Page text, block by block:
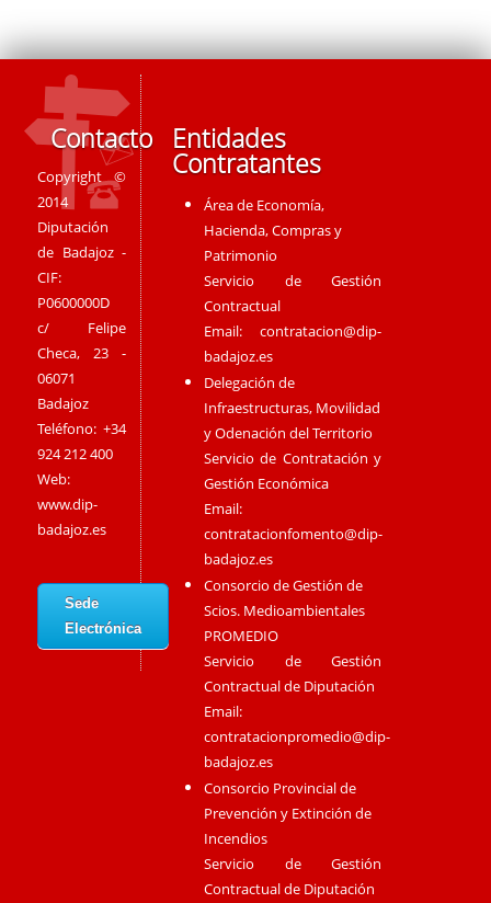
Contacto
Copyright ©
2014
Diputación
de Badajoz -
CIF:
P0600000D
c/ Felipe
Checa, 23 -
06071
Badajoz
Teléfono: +34
924 212 400
Web:
www.dip-
badajoz.es
Sede
Electrónica
Entidades
Contratantes
Área de Economía,
Hacienda, Compras y
Patrimonio
Servicio de Gestión
Contractual
Email:contratacion@dip-
badajoz.es
Delegación de
Infraestructuras, Movilidad
y Odenación del Territorio
Servicio de Contratación y
Gestión Económica
Email:
contratacionfomento@dip-
badajoz.es
Consorcio de Gestión de
Scios. Medioambientales
PROMEDIO
Servicio de Gestión
Contractual de Diputación
Email:
contratacionpromedio@dip-
badajoz.es
Consorcio Provincial de
Prevención y Extinción de
Incendios
Servicio de Gestión
Contractual de Diputación